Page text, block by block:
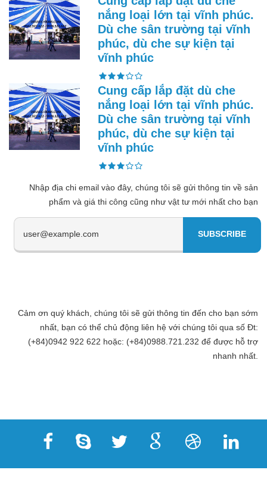
nắng loại lớn tại vĩnh phúc.
Dù che sân trường tại vĩnh
phúc, dù che sự kiện tại
vĩnh phúc
Cung cấp lắp đặt dù che
nắng loại lớn tại vĩnh phúc.
Dù che sân trường tại vĩnh
phúc, dù che sự kiện tại
vĩnh phúc
Nhập địa chi email vào đây, chúng tôi sẽ gửi thông tin về sản
phẩm và giá thi công cũng như vật tư mới nhất cho bạn
Cảm ơn quý khách, chúng tôi sẽ gửi thông tin đến cho bạn sớm
nhất, bạn có thể chủ động liên hệ với chúng tôi qua số Đt:
(+84)0942 922 622 hoặc: (+84)0988.721.232 để được hỗ trợ
nhanh nhất.